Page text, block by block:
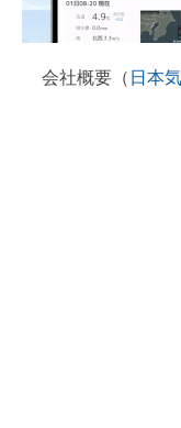
会社概要（ 日本